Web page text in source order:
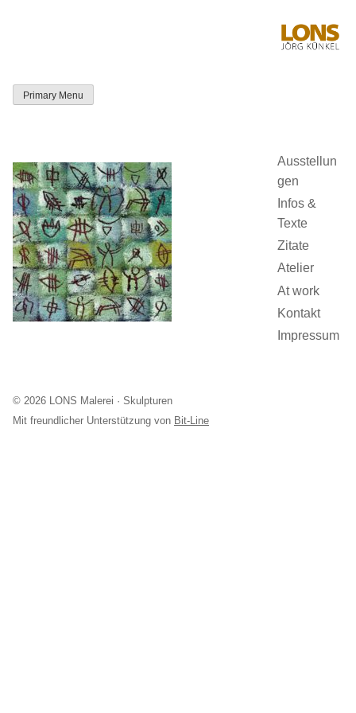
Primary Menu
Ausstellun
gen
Infos &
Texte
Zitate
Atelier
At work
Kontakt
Impressum
© 2026 LONS Malerei · Skulpturen
Mit freundlicher Unterstützung von Bit-Line